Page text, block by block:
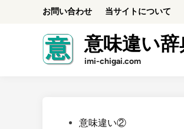
お問い合わせ 当サイトについて
意味違い辞
imi-chigai.com
Posted意味違い②